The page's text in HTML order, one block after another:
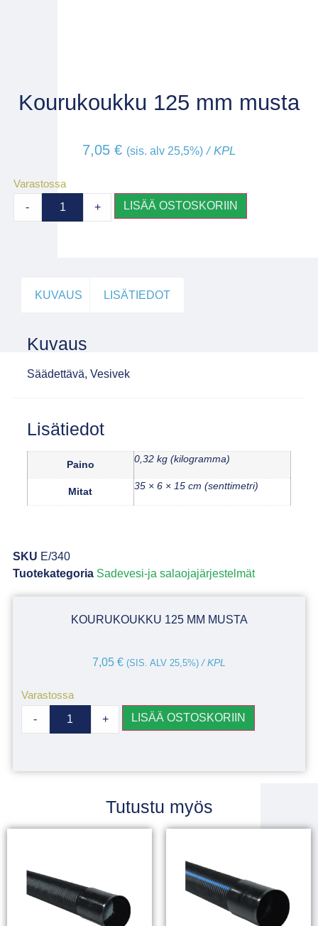
Kourukoukku 125 mm musta
7,05 € (sis. alv 25,5%) / KPL
Varastossa
- + LISÄÄ OSTOSKORIIN
KUVAUS LISÄTIEDOT
Kuvaus
Säädettävä, Vesivek
Lisätiedot
Paino 0,32 kg (kilogramma)
Mitat 35 × 6 × 15 cm (senttimetri)
SKU E/340
Tuotekategoria Sadevesi-ja salaojajärjestelmät
KOURUKOUKKU 125 MM MUSTA
7,05 € (SIS. ALV 25,5%) / KPL
Varastossa
- + LISÄÄ OSTOSKORIIN
Tutustu myös